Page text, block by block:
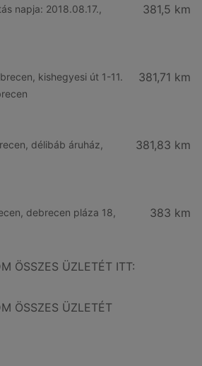
napja: 2018.08.17.,
381,5 km
kishegyesi út 1-11.
381,71 km
délibáb áruház,
381,83 km
debrecen pláza 18,
383 km
ÖSSZES ÜZLETÉT ITT:
ÖSSZES ÜZLETÉT